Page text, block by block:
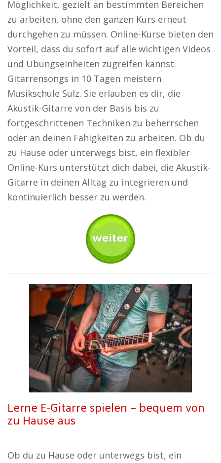
Möglichkeit, gezielt an bestimmten Bereichen
zu arbeiten, ohne den ganzen Kurs erneut
durchgehen zu müssen. Online-Kurse bieten den
Vorteil, dass du sofort auf alle wichtigen Videos
und Übungseinheiten zugreifen kannst.
Gitarrensongs in 10 Tagen meistern
Musikschule Sulz. Sie erlauben es dir, die
Akustik-Gitarre von der Basis bis zu
fortgeschrittenen Techniken zu beherrschen
oder an deinen Fähigkeiten zu arbeiten. Ob du
zu Hause oder unterwegs bist, ein flexibler
Online-Kurs unterstützt dich dabei, die Akustik-
Gitarre in deinen Alltag zu integrieren und
kontinuierlich besser zu werden.
Lerne E-Gitarre spielen – bequem von
zu Hause aus
Ob du zu Hause oder unterwegs bist, ein